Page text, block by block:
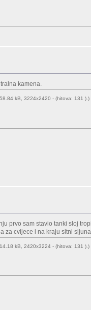
kamena.
kB, 3224x2420 - (hitova: 131 ).)
prvo sam stavio tanki sloj
cvijece i na kraju sitni
kB, 2420x3224 - (hitova: 131 ).)